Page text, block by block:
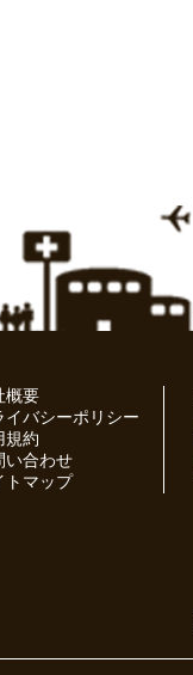
要
バシーポリシー
約
合わせ
マップ